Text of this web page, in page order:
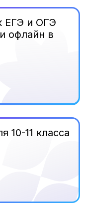
ЕГЭ и ОГЭ
офлайн в
10-11 класса